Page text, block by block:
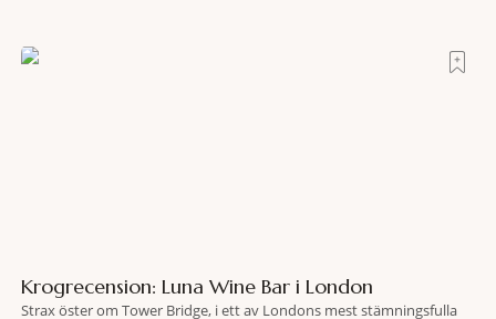
lokaliserades den 2 juni i år med hjälp
Krogrecension: Luna Wine Bar i London
Strax öster om Tower Bridge, i ett av Londons mest stämningsfulla